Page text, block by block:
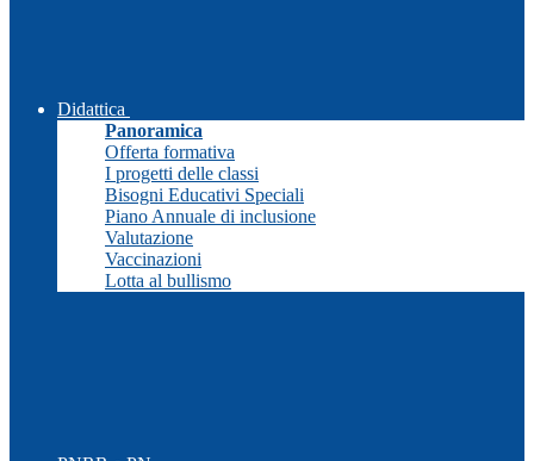
Didattica
Panoramica
Offerta formativa
I progetti delle classi
Bisogni Educativi Speciali
Piano Annuale di inclusione
Valutazione
Vaccinazioni
Lotta al bullismo